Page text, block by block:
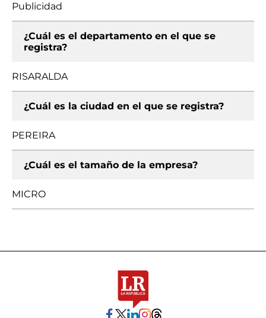
Publicidad
¿Cuál es el departamento en el que se
registra?
RISARALDA
¿Cuál es la ciudad en el que se registra?
PEREIRA
¿Cuál es el tamaño de la empresa?
MICRO